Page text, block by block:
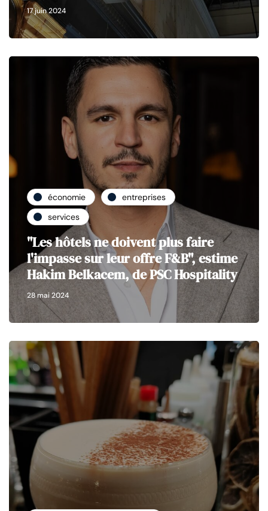
17 juin 2024
économie
entreprises
services
"Les hôtels ne doivent plus faire
l'impasse sur leur offre F&B", estime
Hakim Belkacem, de PSC Hospitality
28 mai 2024